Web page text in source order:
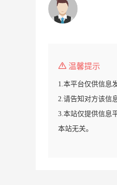
温馨提示
1.本平台仅供信息
2.请告知对方该信
3.本站仅提供信息
本站无关。